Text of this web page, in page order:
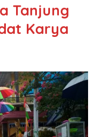
Tanjung
Karya